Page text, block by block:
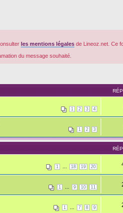
les mentions légales de Lineoz.net. Ce
du message souhaité.
1 2 3 4
1 2 3
1 18 19 20
1 9 10 11
1 7 8 9